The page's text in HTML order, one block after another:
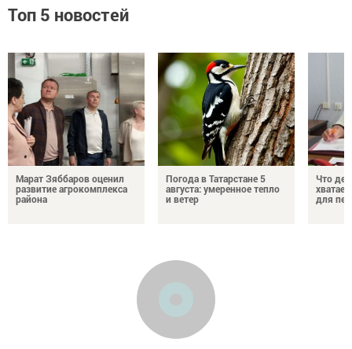
Топ 5 новостей
Марат Зяббаров оценил
развитие агрокомплекса
района
Погода в Татарстане 5
августа: умеренное тепло
и ветер
Что
для